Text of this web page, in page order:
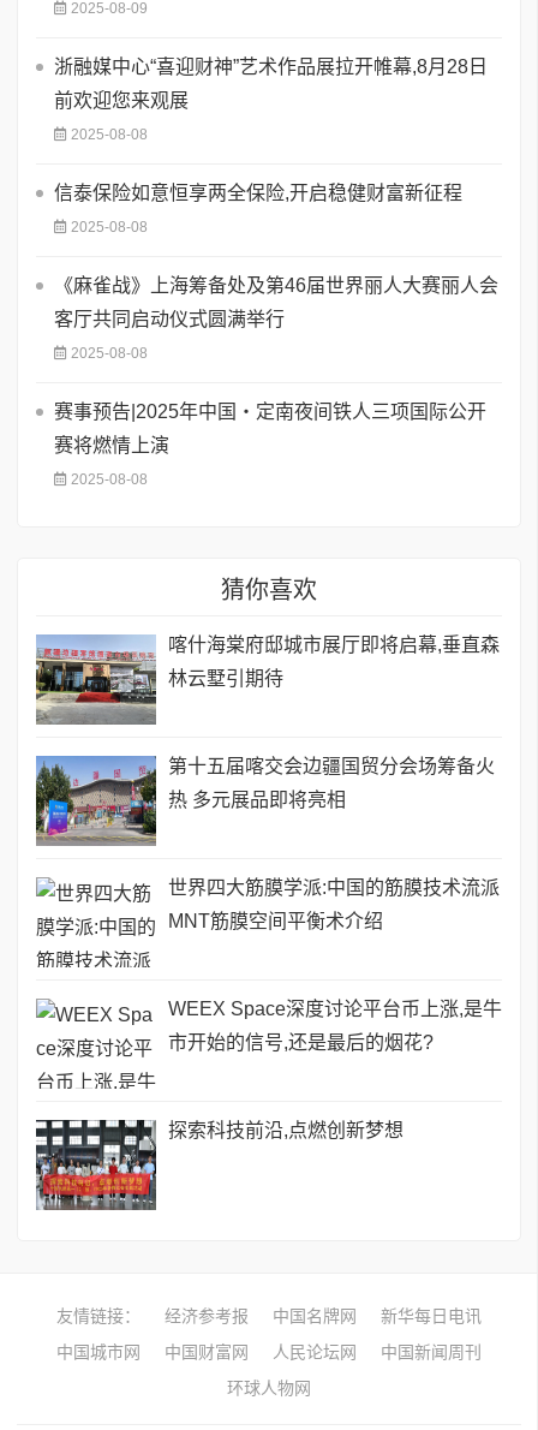
2025-08-09
浙融媒中心“喜迎财神”艺术作品展拉开帷幕,8月28日
前欢迎您来观展
2025-08-08
信泰保险如意恒享两全保险,开启稳健财富新征程
2025-08-08
《麻雀战》上海筹备处及第46届世界丽人大赛丽人会
客厅共同启动仪式圆满举行
2025-08-08
赛事预告|2025年中国・定南夜间铁人三项国际公开
赛将燃情上演
2025-08-08
猜你喜欢
喀什海棠府邸城市展厅即将启幕,垂直森
林云墅引期待
第十五届喀交会边疆国贸分会场筹备火
热 多元展品即将亮相
世界四大筋膜学派:中国的筋膜技术流派
MNT筋膜空间平衡术介绍
WEEX Space深度讨论平台币上涨,是牛
市开始的信号,还是最后的烟花?
探索科技前沿,点燃创新梦想
友情链接： 经济参考报 中国名牌网
新华每日电讯
中国城市网
中国财富网 人民论坛网
中国新闻周刊
环球人物网